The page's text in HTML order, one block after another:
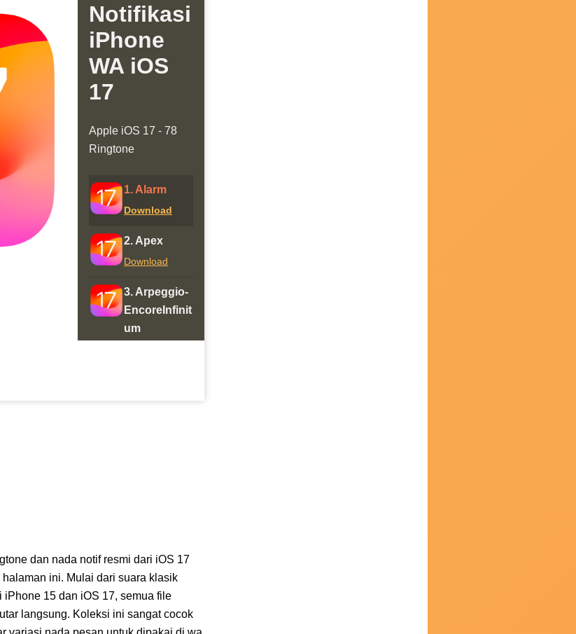
Notifikasi
iPhone
WA iOS
17
Apple iOS 17 - 78
Ringtone
1. Alarm
Download
2. Apex
Download
3. Arpeggio-
EncoreInfinit
um
Download
8. Blues
Download
dan nada notif resmi dari iOS 17
ini. Mulai dari suara klasik
15 dan iOS 17, semua file
langsung. Koleksi ini sangat cocok